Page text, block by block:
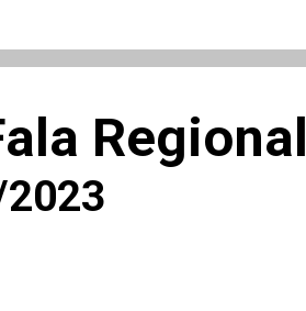
Regional